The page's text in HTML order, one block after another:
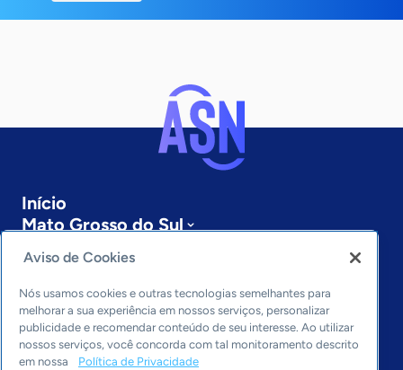
Início
Mato Grosso do Sul
Sobre a ASN
Últimas notícias
Entre em contato
Editorias
Economia & Política
Aviso de Cookies
Nós usamos cookies e outras tecnologias semelhantes para
melhorar a sua experiência em nossos serviços, personalizar
publicidade e recomendar conteúdo de seu interesse. Ao utilizar
nossos serviços, você concorda com tal monitoramento descrito
em nossa
Política de Privacidade